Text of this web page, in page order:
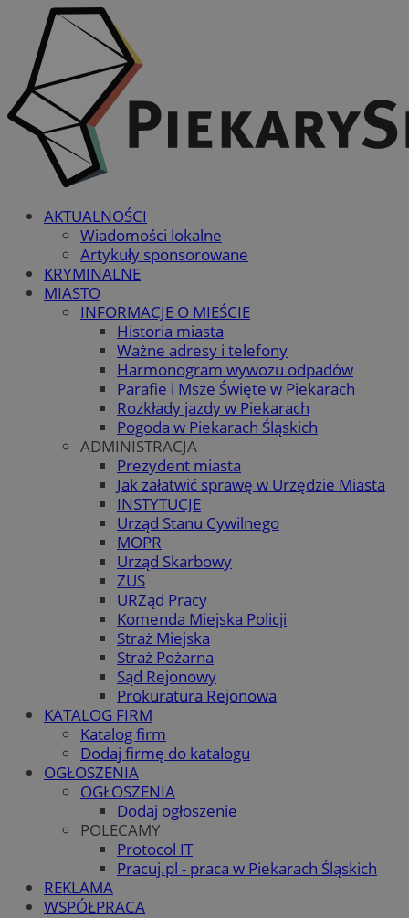
AKTUALNOŚCI
Wiadomości lokalne
Artykuły sponsorowane
KRYMINALNE
MIASTO
INFORMACJE O MIEŚCIE
Historia miasta
Ważne adresy i telefony
Harmonogram wywozu odpadów
Parafie i Msze Święte w Piekarach
Rozkłady jazdy w Piekarach
Pogoda w Piekarach Śląskich
ADMINISTRACJA
Prezydent miasta
Jak załatwić sprawę w Urzędzie Miasta
INSTYTUCJE
Urząd Stanu Cywilnego
MOPR
Urząd Skarbowy
ZUS
URZąd Pracy
Komenda Miejska Policji
Straż Miejska
Straż Pożarna
Sąd Rejonowy
Prokuratura Rejonowa
KATALOG FIRM
Katalog firm
Dodaj firmę do katalogu
OGŁOSZENIA
OGŁOSZENIA
Dodaj ogłoszenie
POLECAMY
Protocol IT
Pracuj.pl - praca w Piekarach Śląskich
REKLAMA
WSPÓŁPRACA